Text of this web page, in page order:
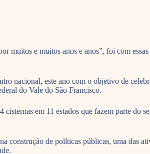
muitos e muitos anos e anos”, foi com
nacional, este ano com o objetivo de
do Vale do São Francisco.
em 11 estados que fazem parte do
de políticas públicas, uma das